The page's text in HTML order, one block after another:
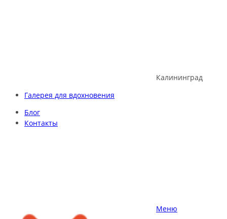
Калининград
Галерея для вдохновения
Блог
Контакты
Меню